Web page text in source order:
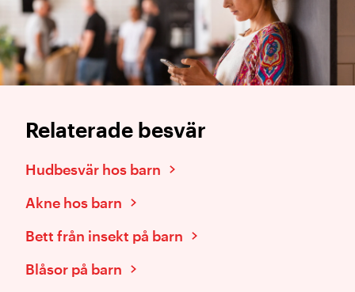
Relaterade besvär
Hudbesvär hos barn
Akne hos barn
Bett från insekt på barn
Blåsor på barn